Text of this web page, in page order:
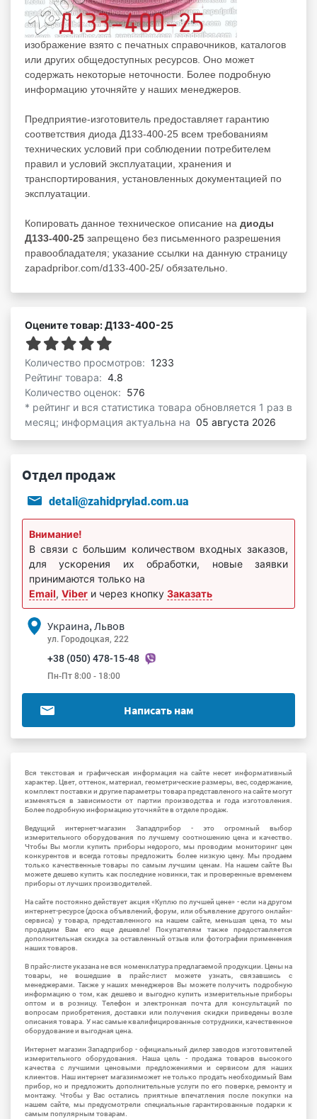
изображение взято с печатных справочников, каталогов
или других общедоступных ресурсов. Оно может
содержать некоторые неточности. Более подробную
информацию уточняйте у наших менеджеров.
Предприятие-изготовитель предоставляет гарантию
соответствия диода Д133-400-25 всем требованиям
технических условий при соблюдении потребителем
правил и условий эксплуатации, хранения и
транспортирования, установленных документацией по
эксплуатации.
Копировать данное техническое описание на диоды
Д133-400-25 запрещено без письменного разрешения
правообладателя; указание ссылки на данную страницу
zapadpribor.com/d133-400-25/ обязательно.
Оцените товар: Д133-400-25
Количество просмотров: 1233
Рейтинг товара: 4.8
Количество оценок: 576
* рейтинг и вся статистика товара обновляется 1 раз в
месяц; информация актуальна на 05 августа 2026
Отдел продаж
detali@zahidprylad.com.ua
Внимание!
В связи с большим количеством входных заказов,
для ускорения их обработки, новые заявки
принимаются только на
Email, Viber и через кнопку Заказать
Украина, Львов
ул. Городоцкая, 222
+38 (050) 478-15-48
Пн-Пт 8:00 - 18:00
Написать нам
Вся текстовая и графическая информация на сайте несет информативный
характер. Цвет, оттенок, материал, геометрические размеры, вес, содержание,
комплект поставки и другие параметры товара представленого на сайте могут
изменяться в зависимости от партии производства и года изготовления.
Более подробную информацию уточняйте в отделе продаж.
Ведущий интернет-магазин Западприбор - это огромный выбор
измерительного оборудования по лучшему соотношению цена и качество.
Чтобы Вы могли купить приборы недорого, мы проводим мониторинг цен
конкурентов и всегда готовы предложить более низкую цену. Мы продаем
только качественные товары по самым лучшим ценам. На нашем сайте Вы
можете дешево купить как последние новинки, так и проверенные временем
приборы от лучших производителей.
На сайте постоянно действует акция «Куплю по лучшей цене» - если на другом
интернет-ресурсе (доска объявлений, форум, или объявление другого онлайн-
сервиса) у товара, представленного на нашем сайте, меньшая цена, то мы
продадим Вам его еще дешевле! Покупателям также предоставляется
дополнительная скидка за оставленный отзыв или фотографии применения
наших товаров.
В прайс-листе указана не вся номенклатура предлагаемой продукции. Цены на
товары, не вошедшие в прайс-лист можете узнать, связавшись с
менеджерами. Также у наших менеджеров Вы можете получить подробную
информацию о том, как дешево и выгодно купить измерительные приборы
оптом и в розницу. Телефон и электронная почта для консультаций по
вопросам приобретения, доставки или получения скидки приведены возле
описания товара. У нас самые квалифицированные сотрудники, качественное
оборудование и выгодная цена.
Интернет магазин Западприбор - официальный дилер заводов изготовителей
измерительного оборудования. Наша цель - продажа товаров высокого
качества с лучшими ценовыми предложениями и сервисом для наших
клиентов. Наш интернет магазинможет не только продать необходимый Вам
прибор, но и предложить дополнительные услуги по его поверке, ремонту и
монтажу. Чтобы у Вас остались приятные впечатления после покупки на
нашем сайте, мы предусмотрели специальные гарантированные подарки к
самым популярным товарам.